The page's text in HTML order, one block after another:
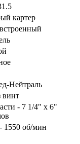
картер
Нейтраль
винт
- 7 1/4" x 6"
1550 об/мин